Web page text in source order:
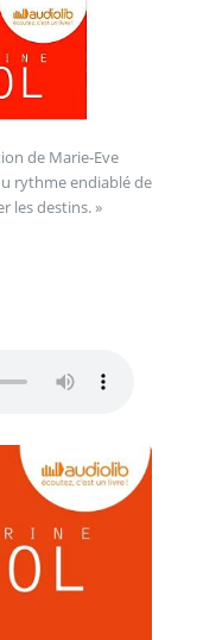
de Marie-Eve
rythme endiablé de
les destins. »